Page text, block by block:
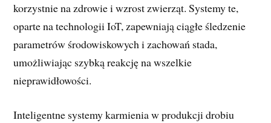
korzystnie na zdrowie i wzrost zwierząt. Systemy te,
oparte na technologii IoT, zapewniają ciągłe śledzenie
parametrów środowiskowych i zachowań stada,
umożliwiając szybką reakcję na wszelkie
nieprawidłowości.
Inteligentne systemy karmienia w produkcji drobiu